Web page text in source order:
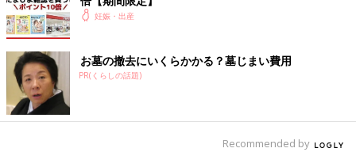
妊娠・出産
お墓の撤去にいくらかかる？墓じまい費用
PR(くらしの話題)
Recommended by